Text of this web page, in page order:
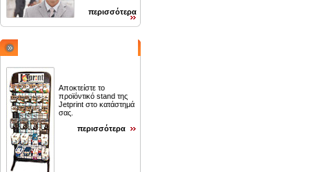
περισσότερα
Αποκτείστε το
προϊόντικό stand της
Jetprint στο κατάστημά
σας.
περισσότερα